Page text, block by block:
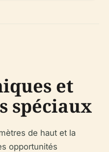
et
spéciaux
de haut et la
opportunités